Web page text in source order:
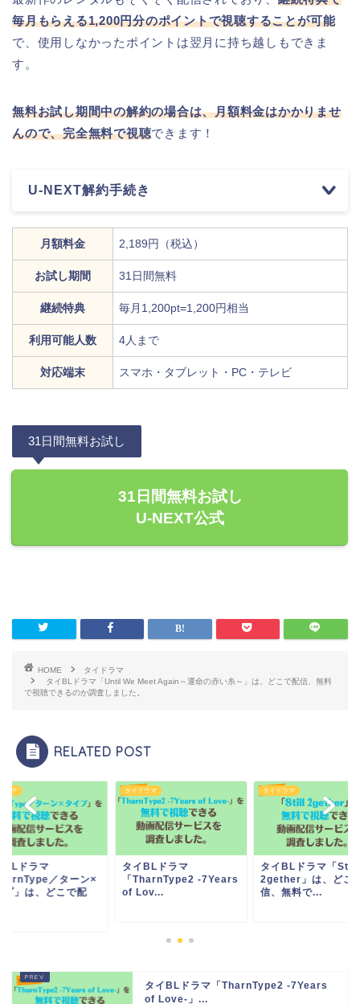
毎月もらえる1,200円分のポイントで視聴することが可能
で、使用しなかったポイントは翌月に持ち越しもできま
す。
無料お試し期間中の解約の場合は、月額料金はかかりませ
んので、完全無料で視聴できます！
U-NEXT解約手続き
月額料金 2,189円（税込）
お試し期間 31日間無料
継続特典 毎月1,200pt=1,200円相当
利用可能人数 4人まで
対応端末 スマホ・タブレット・PC・テレビ
31日間無料お試し
31日間無料お試し
U-NEXT公式
HOME
タイドラマ
タイBLドラマ「Until We Meet Again～運命の赤い糸～」は、どこで配信、無料
で視聴できるのか調査しました。
RELATED POST
ラマ
BLドラマ
／ターン×
プ」は、どこで配
タイドラマ
タイBLドラマ
「TharnType2 -7Years
of Lov...
タイドラマ
タイBLドラマ「Still
2gether」は、どこ
信、無料で...
タイBLドラマ「TharnType2 -7Years
of Love-」...